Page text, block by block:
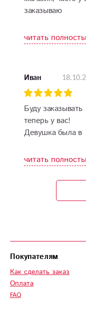
заказываю
читать
Иван
Буду заказывать
теперь у вас!
Девушка была в
роз!
читать
Покупателям
Как сделать заказ
Оплата
FAQ